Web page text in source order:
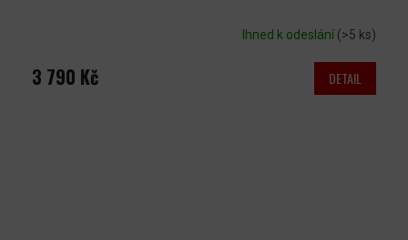
Ihned k odeslání (>5 ks)
3 790 Kč DETAIL